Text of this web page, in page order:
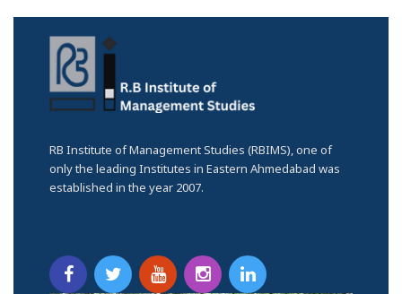
RB Institute of Management Studies (RBIMS), one of
only the leading Institutes in Eastern Ahmedabad was
established in the year 2007.